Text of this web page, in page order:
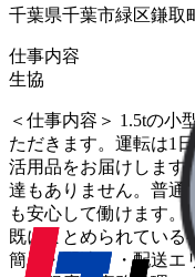
千葉県千葉市緑区鎌取
仕事内容
生協
＜仕事内容＞ 1.5tの小
ただきます。運転は1
活用品をお届けします
達もありません。普通
も安心して働けます。
既にまとめられている
簡単・配達・・配送エ